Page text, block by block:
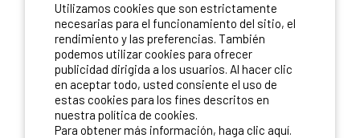
ME INSCRIBO
NUESTROS PARTNERS
Utilizamos cookies que son estrictamente
necesarias para el funcionamiento del sitio, el
rendimiento y las preferencias. También
podemos utilizar cookies para ofrecer
publicidad dirigida a los usuarios. Al hacer clic
en aceptar todo, usted consiente el uso de
estas cookies para los fines descritos en
nuestra política de cookies.
Para obtener más información, haga clic aquí.